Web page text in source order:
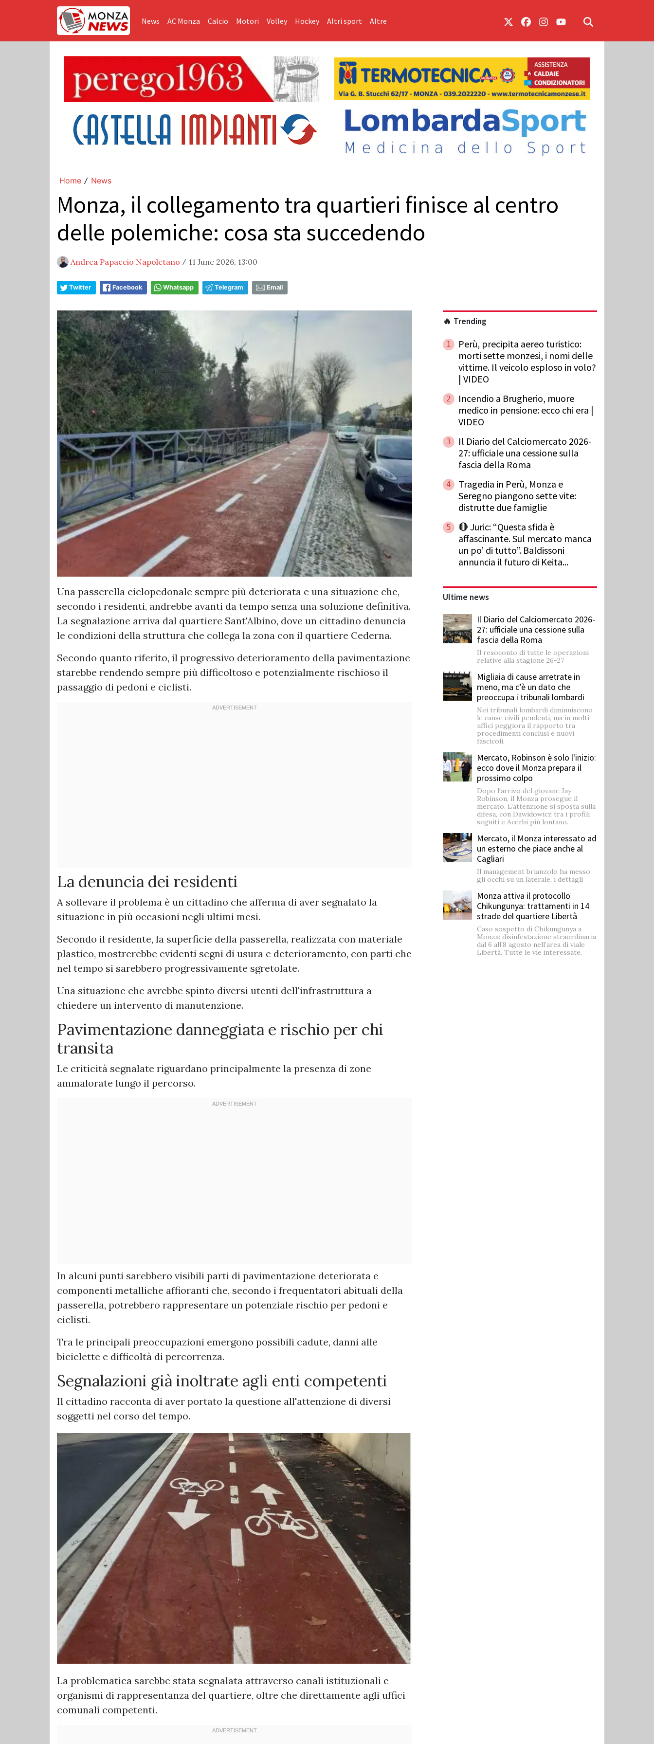
News AC Monza Calcio Motori Volley Hockey Altri sport Altre
Home / News
Monza, il collegamento tra quartieri finisce al centro
delle polemiche: cosa sta succedendo
Andrea Papaccio Napoletano / 11 June 2026, 13:00
Twitter Facebook Whatsapp Telegram Email
Una passerella ciclopedonale sempre più deteriorata e una situazione che,
secondo i residenti, andrebbe avanti da tempo senza una soluzione definitiva.
La segnalazione arriva dal quartiere Sant'Albino, dove un cittadino denuncia
le condizioni della struttura che collega la zona con il quartiere Cederna.
Secondo quanto riferito, il progressivo deterioramento della pavimentazione
starebbe rendendo sempre più difficoltoso e potenzialmente rischioso il
passaggio di pedoni e ciclisti.
La denuncia dei residenti
A sollevare il problema è un cittadino che afferma di aver segnalato la
situazione in più occasioni negli ultimi mesi.
Secondo il residente, la superficie della passerella, realizzata con materiale
plastico, mostrerebbe evidenti segni di usura e deterioramento, con parti che
nel tempo si sarebbero progressivamente sgretolate.
Una situazione che avrebbe spinto diversi utenti dell'infrastruttura a
chiedere un intervento di manutenzione.
Pavimentazione danneggiata e rischio per chi
transita
Le criticità segnalate riguardano principalmente la presenza di zone
ammalorate lungo il percorso.
In alcuni punti sarebbero visibili parti di pavimentazione deteriorata e
componenti metalliche affioranti che, secondo i frequentatori abituali della
passerella, potrebbero rappresentare un potenziale rischio per pedoni e
ciclisti.
Tra le principali preoccupazioni emergono possibili cadute, danni alle
biciclette e difficoltà di percorrenza.
Segnalazioni già inoltrate agli enti competenti
Il cittadino racconta di aver portato la questione all'attenzione di diversi
soggetti nel corso del tempo.
La problematica sarebbe stata segnalata attraverso canali istituzionali e
organismi di rappresentanza del quartiere, oltre che direttamente agli uffici
comunali competenti.
🔥 Trending
1
Perù, precipita aereo turistico:
morti sette monzesi, i nomi delle
vittime. Il veicolo esploso in volo?
| VIDEO
2
Incendio a Brugherio, muore
medico in pensione: ecco chi era |
VIDEO
3
Il Diario del Calciomercato 2026-
27: ufficiale una cessione sulla
fascia della Roma
4
Tragedia in Perù, Monza e
Seregno piangono sette vite:
distrutte due famiglie
5
🔴 Juric: “Questa sfida è
affascinante. Sul mercato manca
un po’ di tutto”. Baldissoni
annuncia il futuro di Keita...
Ultime news
Il Diario del Calciomercato 2026-
27: ufficiale una cessione sulla
fascia della Roma
Il resoconto di tutte le operazioni
relative alla stagione 26-27
Migliaia di cause arretrate in
meno, ma c’è un dato che
preoccupa i tribunali lombardi
Nei tribunali lombardi diminuiscono
le cause civili pendenti, ma in molti
uffici peggiora il rapporto tra
procedimenti conclusi e nuovi
fascicoli.
Mercato, Robinson è solo l'inizio:
ecco dove il Monza prepara il
prossimo colpo
Dopo l'arrivo del giovane Jay
Robinson, il Monza prosegue il
mercato. L'attenzione si sposta sulla
difesa, con Dawidowicz tra i profili
seguiti e Acerbi più lontano.
Mercato, il Monza interessato ad
un esterno che piace anche al
Cagliari
Il management brianzolo ha messo
gli occhi su un laterale, i dettagli
Monza attiva il protocollo
Chikungunya: trattamenti in 14
strade del quartiere Libertà
Caso sospetto di Chikungunya a
Monza: disinfestazione straordinaria
dal 6 all’8 agosto nell’area di viale
Libertà. Tutte le vie interessate.